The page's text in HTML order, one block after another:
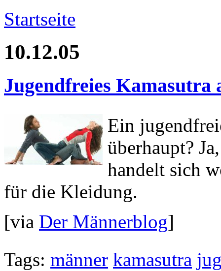
Startseite
10.12.05
Jugendfreies
Ein
überhaupt?
handelt sich
für die Kleidung.
[via Der Männerblog]
Tags: männer kamasutra